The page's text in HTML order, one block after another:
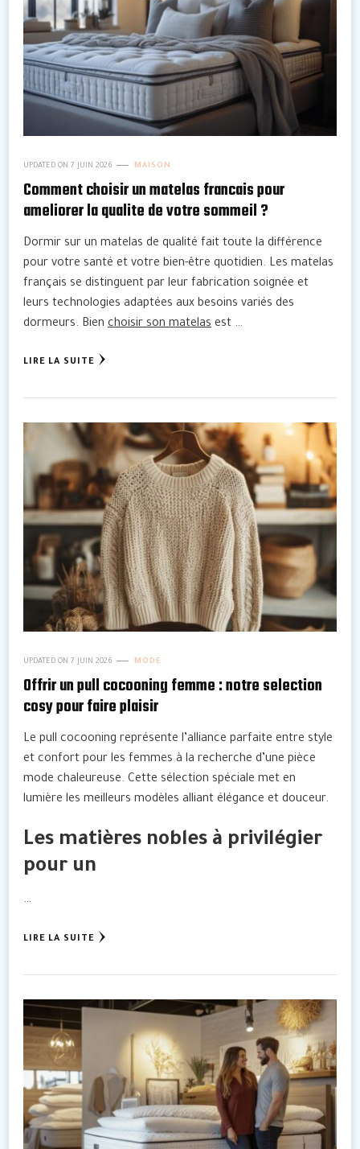
UPDATED ON 7 JUIN 2026 MAISON
Comment choisir un matelas francais pour
ameliorer la qualite de votre sommeil ?
Dormir sur un matelas de qualité fait toute la différence
pour votre santé et votre bien-être quotidien. Les matelas
français se distinguent par leur fabrication soignée et
leurs technologies adaptées aux besoins variés des
dormeurs. Bien choisir son matelas est …
LIRE LA SUITE
UPDATED ON 7 JUIN 2026 MODE
Offrir un pull cocooning femme : notre selection
cosy pour faire plaisir
Le pull cocooning représente l’alliance parfaite entre style
et confort pour les femmes à la recherche d’une pièce
mode chaleureuse. Cette sélection spéciale met en
lumière les meilleurs modèles alliant élégance et douceur.
Les matières nobles à privilégier
pour un
…
LIRE LA SUITE